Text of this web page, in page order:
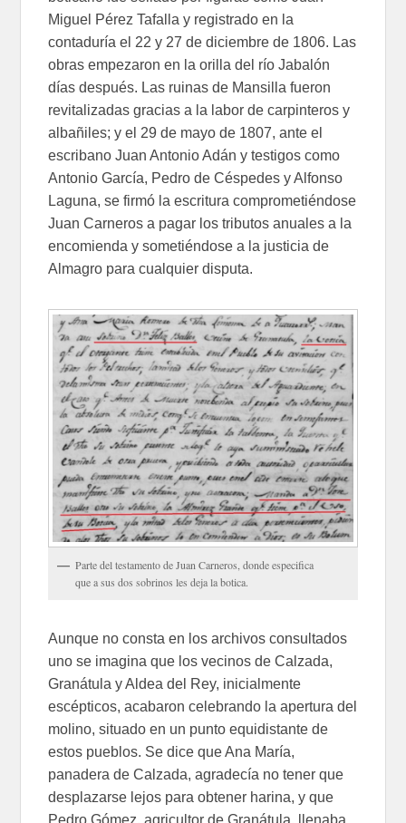
Miguel Pérez Tafalla y registrado en la
contaduría el 22 y 27 de diciembre de 1806. Las
obras empezaron en la orilla del río Jabalón
días después. Las ruinas de Mansilla fueron
revitalizadas gracias a la labor de carpinteros y
albañiles; y el 29 de mayo de 1807, ante el
escribano Juan Antonio Adán y testigos como
Antonio García, Pedro de Céspedes y Alfonso
Laguna, se firmó la escritura comprometiéndose
Juan Carneros a pagar los tributos anuales a la
encomienda y sometiéndose a la justicia de
Almagro para cualquier disputa.
Parte del testamento de Juan Carneros, donde especifica
que a sus dos sobrinos les deja la botica.
Aunque no consta en los archivos consultados
uno se imagina que los vecinos de Calzada,
Granátula y Aldea del Rey, inicialmente
escépticos, acabaron celebrando la apertura del
molino, situado en un punto equidistante de
estos pueblos. Se dice que Ana María,
panadera de Calzada, agradecía no tener que
desplazarse lejos para obtener harina, y que
Pedro Gómez, agricultor de Granátula, llenaba